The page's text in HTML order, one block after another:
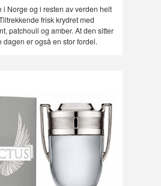
i Norge og i resten av verden helt
frisk krydret med
patchouli og amber. At den sitter
dagen er også en stor fordel.